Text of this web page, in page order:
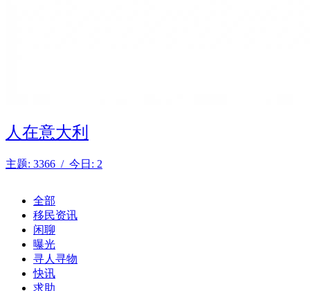
人在意大利
主题: 3366 / 今日: 2
全部
移民资讯
闲聊
曝光
寻人寻物
快讯
求助